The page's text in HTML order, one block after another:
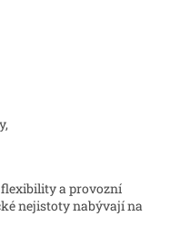
a provozní
nejistoty nabývají na